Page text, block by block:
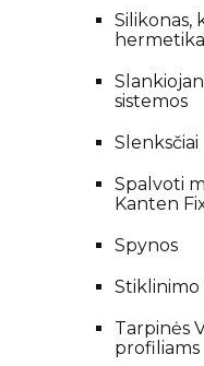
Silikonas,
sistemos
Slenksčiai
Spalvoti
Kanten
Spynos
Stiklinimo
Tarpinės
profiliams